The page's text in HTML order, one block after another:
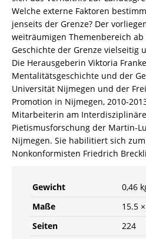
Welche externe Faktoren
jenseits der Grenze? Der
weiträumigen Themenbereich
Geschichte der Grenze vielseitig
Die Herausgeberin Viktoria
Mentalitätsgeschichte und der
Universität Nijmegen und der
Promotion in Nijmegen, 2010-
Mitarbeiterin am
Pietismusforschung der Martin-
Nijmegen. Sie habilitiert sich
Nonkonformisten Friedrich
Gewicht
0,46
Maße
15.5
Seiten
224